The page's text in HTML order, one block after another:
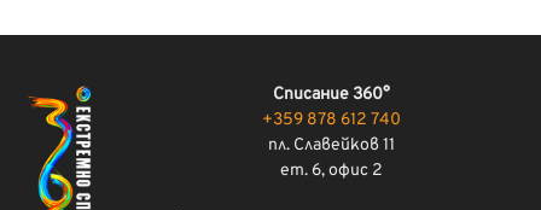
Списание 360°
+359 878 612 740
пл. Славейков 11
ет. 6, офис 2